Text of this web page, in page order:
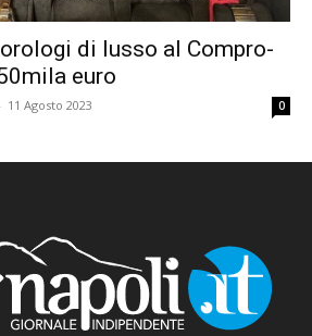
di lusso al Compro-
euro
- 11 Agosto 2023 0